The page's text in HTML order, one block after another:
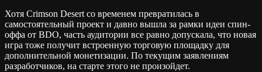
Хотя Crimson Desert со временем превратилась в
самостоятельный проект и давно вышла за рамки идеи спин-
оффа от BDO, часть аудитории все равно допускала, что новая
игра тоже получит встроенную торговую площадку для
дополнительной монетизации. По текущим заявлениям
разработчиков, на старте этого не произойдет.